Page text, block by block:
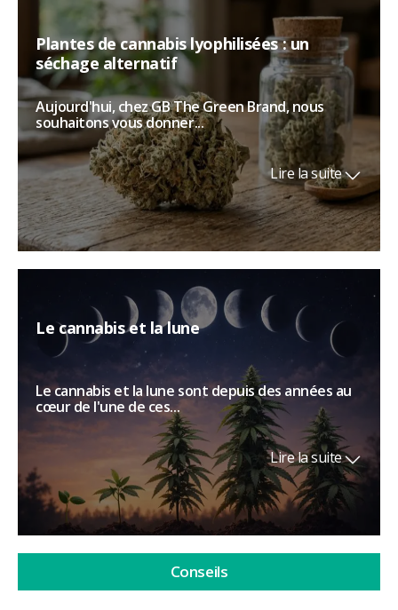
Plantes de cannabis lyophilisées : un
séchage alternatif
Aujourd'hui, chez GB The Green Brand, nous
souhaitons vous donner...
Lire la suite
Le cannabis et la lune
Le cannabis et la lune sont depuis des années au
cœur de l'une de ces...
Lire la suite
Conseils